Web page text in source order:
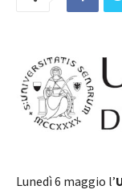
Lunedì 6 maggio l’